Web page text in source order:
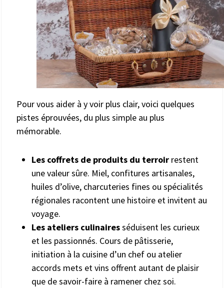
Pour vous aider à y voir plus clair, voici quelques
pistes éprouvées, du plus simple au plus
mémorable.
Les coffrets de produits du terroir restent
une valeur sûre. Miel, confitures artisanales,
huiles d’olive, charcuteries fines ou spécialités
régionales racontent une histoire et invitent au
voyage.
Les ateliers culinairesséduisent les curieux
et les passionnés. Cours de pâtisserie,
initiation à la cuisine d’un chef ou atelier
accords mets et vins offrent autant de plaisir
que de savoir-faire à ramener chez soi.